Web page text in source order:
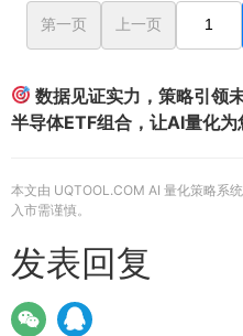
第一页 上一页
数据见证实力，策略引领
半导体ETF组合，让AI量化为
本文由 UQTOOL.COM AI 量化策略系
入市需谨慎。
发表回复